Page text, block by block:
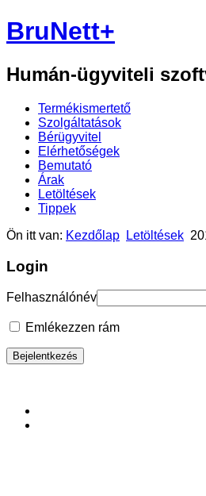
BruNett+
Humán-ügyviteli
Termékismertető
Szolgáltatások
Bérügyvitel
Elérhetőségek
Bemutató
Árak
Letöltések
Tippek
Ön itt van: Kezdőlap Letöltések
Login
Felhasználónév
Emlékezzen rám